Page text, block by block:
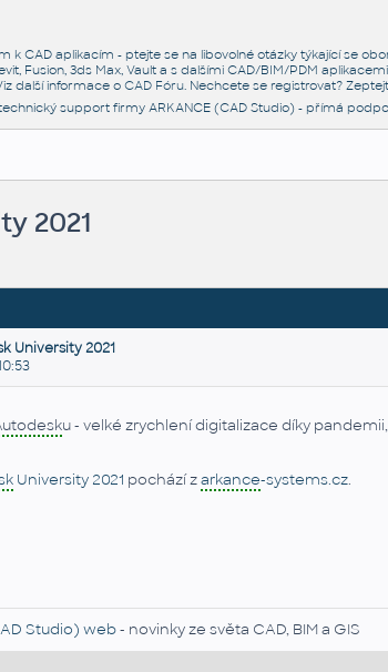
k CAD aplikacím - ptejte se na libovolné otázky týkající se
Fusion, 3ds Max, Vault a s dalšími CAD/BIM/PDM
další informace o CAD Fóru. Nechcete se registrovat?
support firmy ARKANCE (CAD Studio) - přímá
2021
University 2021
u - velké zrychlení digitalizace díky
University 2021 pochází zarkance-systems.cz.
Studio) web- novinky ze světa CAD, BIM a GIS